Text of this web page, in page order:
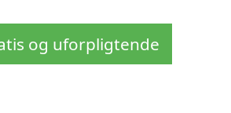
og uforpligtende